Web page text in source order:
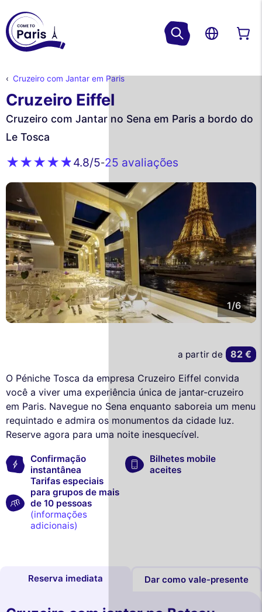
Cruzeiro com Jantar em Paris
Cruzeiro Eiffel
Cruzeiro com Jantar no Sena em Paris a bordo do
Le Tosca
4.8/5-25 avaliações
1/6
O Péniche Tosca da empresa Cruzeiro Eiffel convida
você a viver uma experiência única de jantar-cruzeiro
em Paris. Navegue no Sena enquanto saboreia um menu
requintado e admira os monumentos da cidade luz.
Reserve agora para uma noite inesquecível.
Confirmação
instantânea
Bilhetes mobile
aceites
Tarifas especiais
para grupos de mais
de 10 pessoas
(informações
adicionais)
a partir de 82 €
Reserva imediata Dar como vale-presente